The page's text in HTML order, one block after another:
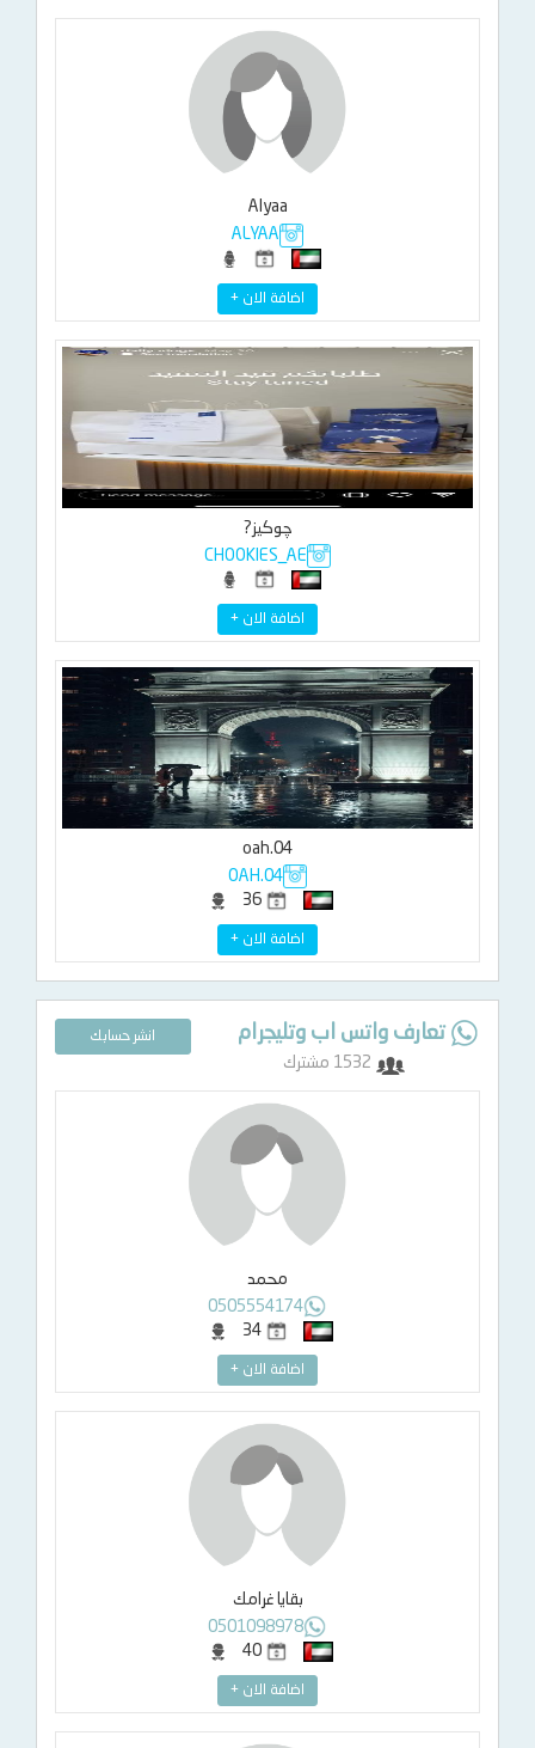
Alyaa
ALYAA
اضافة الان +
چوكيز?
CHOOKIES_AE
اضافة الان +
oah.04
OAH.04
36
اضافة الان +
تعارف واتس اب وتليجرام انشر حسابك
محمد
0505554174
34
اضافة الان +
بقايا غرامك
0501098978
40
اضافة الان +